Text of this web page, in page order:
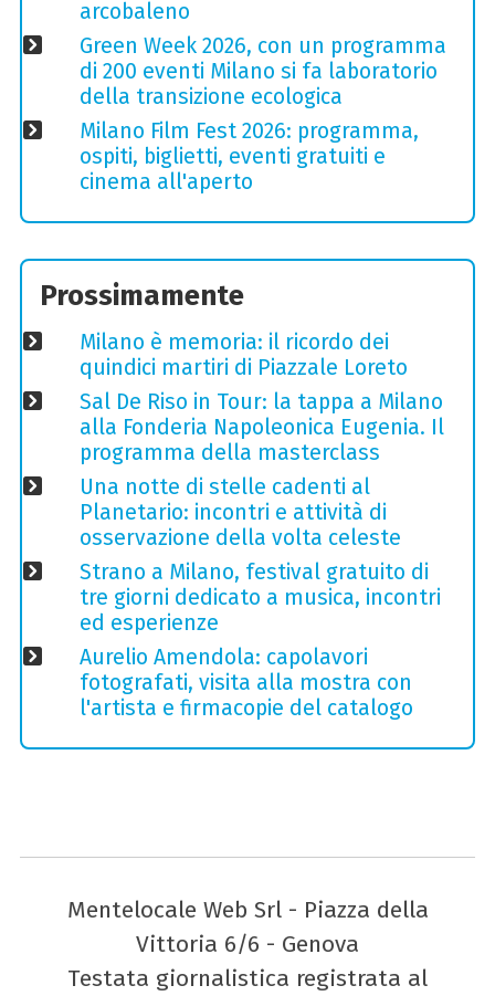
arcobaleno
Green Week 2026, con un programma
di 200 eventi Milano si fa laboratorio
della transizione ecologica
Milano Film Fest 2026: programma,
ospiti, biglietti, eventi gratuiti e
cinema all'aperto
Prossimamente
Milano è memoria: il ricordo dei
quindici martiri di Piazzale Loreto
Sal De Riso in Tour: la tappa a Milano
alla Fonderia Napoleonica Eugenia. Il
programma della masterclass
Una notte di stelle cadenti al
Planetario: incontri e attività di
osservazione della volta celeste
Strano a Milano, festival gratuito di
tre giorni dedicato a musica, incontri
ed esperienze
Aurelio Amendola: capolavori
fotografati, visita alla mostra con
l'artista e firmacopie del catalogo
Mentelocale Web Srl - Piazza della
Vittoria 6/6 - Genova
Testata giornalistica registrata al